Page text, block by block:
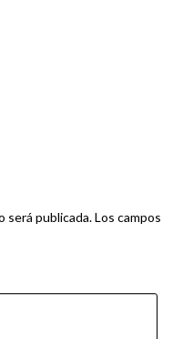
será publicada.Los campos